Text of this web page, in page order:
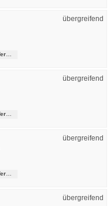
übergreifend
übergreifend
übergreifend
übergreifend